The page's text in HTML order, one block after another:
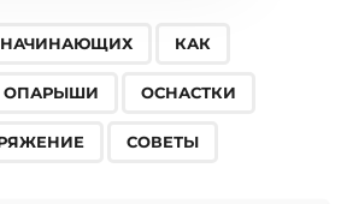
КАК
ОПАРЫШИ ОСНАСТКИ
СОВЕТЫ